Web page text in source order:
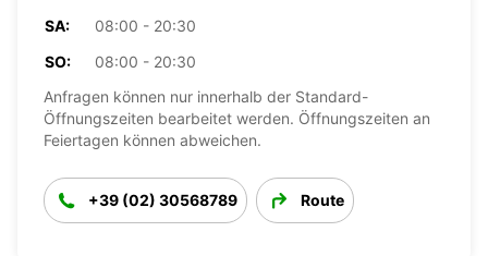
SA:
08:00 - 20:30
SO:
08:00 - 20:30
Anfragen können nur innerhalb der Standard-
Öffnungszeiten bearbeitet werden. Öffnungszeiten an
Feiertagen können abweichen.
+39 (02) 30568789 Route